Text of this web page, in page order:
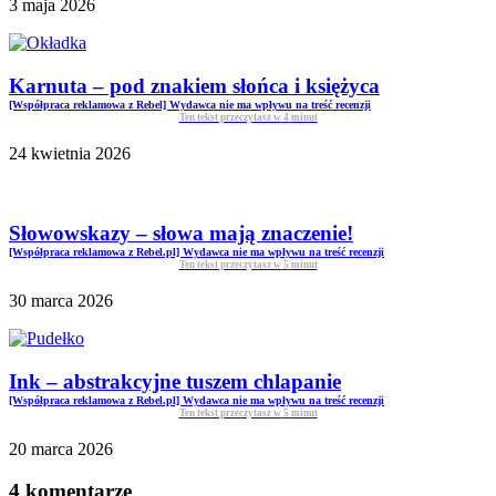
3 maja 2026
Karnuta – pod znakiem słońca i księżyca
[Współpraca reklamowa z Rebel] Wydawca nie ma wpływu na treść recenzji
Ten tekst przeczytasz w 4 minut
24 kwietnia 2026
Słowowskazy – słowa mają znaczenie!
[Współpraca reklamowa z Rebel.pl] Wydawca nie ma wpływu na treść recenzji
Ten tekst przeczytasz w 5 minut
30 marca 2026
Ink – abstrakcyjne tuszem chlapanie
[Współpraca reklamowa z Rebel.pl] Wydawca nie ma wpływu na treść recenzji
Ten tekst przeczytasz w 5 minut
20 marca 2026
4 komentarze